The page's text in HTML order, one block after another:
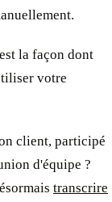
la façon dont
votre
client, participé
d'équipe ?
transcrire